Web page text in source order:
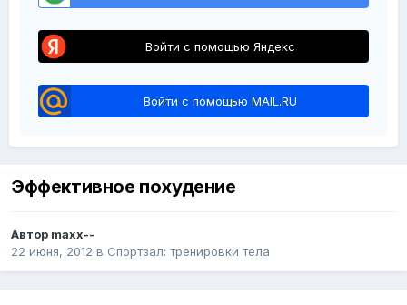
Войти с помощью Яндекс
Войти с помощью MAIL.RU
Эффективное похудение
Автор maxx--
22 июня, 2012 в Спортзал: тренировки тела